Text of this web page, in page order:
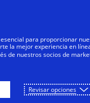
para proporcionar
la mejor experiencia en
de nuestros socios de
Revisar opciones